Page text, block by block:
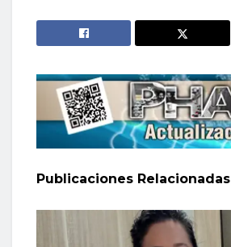
Publicaciones Relacionadas